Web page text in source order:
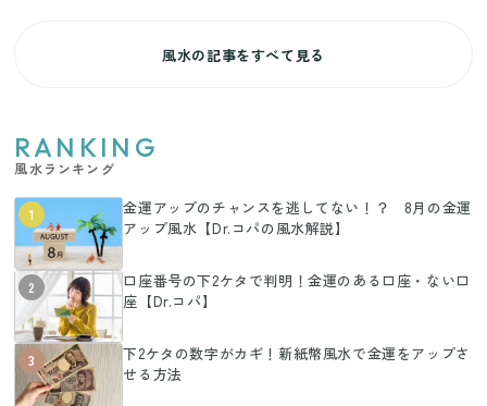
風水の記事をすべて見る
RANKING
風水ランキング
1
金運アップのチャンスを逃してない！？ 8月の金運
アップ風水【Dr.コパの風水解説】
2
口座番号の下2ケタで判明！金運のある口座・ない口
座【Dr.コパ】
3
下2ケタの数字がカギ！新紙幣風水で金運をアップさ
せる方法